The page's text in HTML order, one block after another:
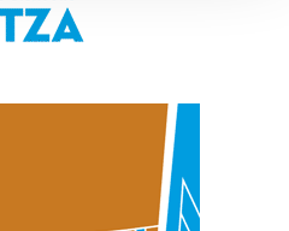
datu pertsonalak
zenbakia, besteak beste,
informazioa biltzeko eta
datuak nork eta zertarako